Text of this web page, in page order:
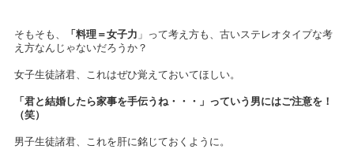
そもそも、 「料理＝女子力 」って考え方も、古いステレオタイプな考
え方なんじゃないだろうか？
女子生徒諸君、これはぜひ覚えておいてほしい。
「君と結婚したら家事を手伝うね・・・」っていう男にはご注意を！
（笑）
男子生徒諸君、これを肝に銘じておくように。